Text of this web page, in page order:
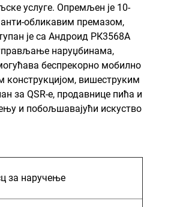
услуге. Опремљен је 10-
обликавим премазом,
је са Андроид РК3568А
наруџбинама,
беспрекорно мобилно
конструкцијом, вишеструким
за QSR-е, продавнице пића и
и побољшавајући искуство
за наручење